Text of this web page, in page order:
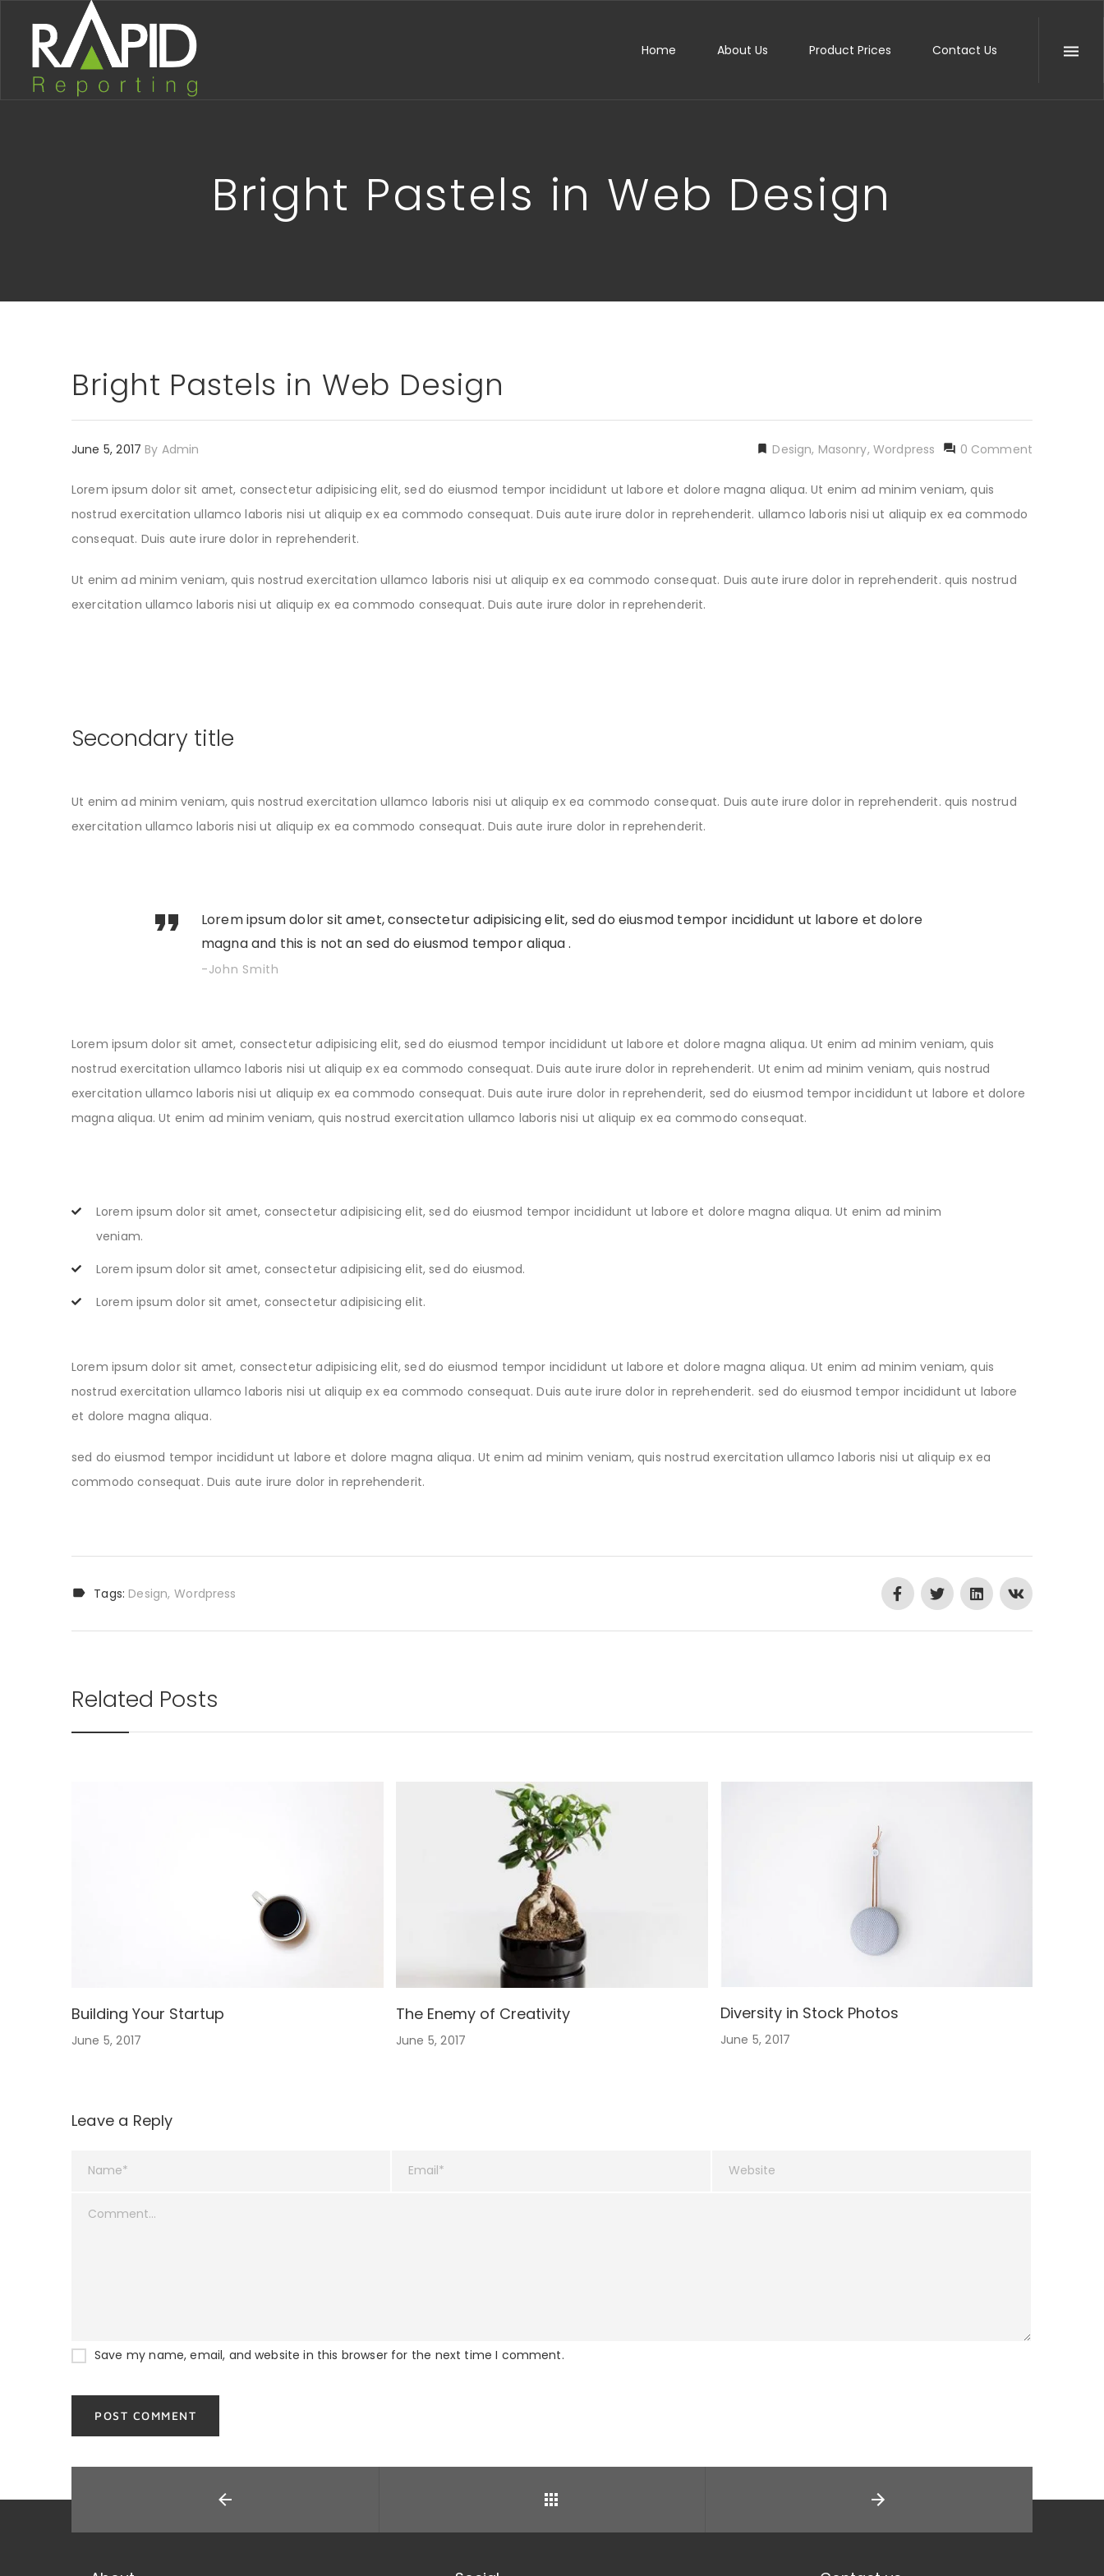
Home About Us Product Prices Contact Us
Bright Pastels in Web Design
Bright Pastels in Web Design
June 5, 2017 By Admin Design, Masonry,Wordpress 0 Comment
Lorem ipsum dolor sit amet, consectetur adipisicing elit, sed do eiusmod tempor incididunt ut labore et dolore magna aliqua. Ut enim ad minim veniam, quis
nostrud exercitation ullamco laboris nisi ut aliquip ex ea commodo consequat. Duis aute irure dolor in reprehenderit. ullamco laboris nisi ut aliquip ex ea commodo
consequat. Duis aute irure dolor in reprehenderit.
Ut enim ad minim veniam, quis nostrud exercitation ullamco laboris nisi ut aliquip ex ea commodo consequat. Duis aute irure dolor in reprehenderit. quis nostrud
exercitation ullamco laboris nisi ut aliquip ex ea commodo consequat. Duis aute irure dolor in reprehenderit.
Secondary title
Ut enim ad minim veniam, quis nostrud exercitation ullamco laboris nisi ut aliquip ex ea commodo consequat. Duis aute irure dolor in reprehenderit. quis nostrud
exercitation ullamco laboris nisi ut aliquip ex ea commodo consequat. Duis aute irure dolor in reprehenderit.
Lorem ipsum dolor sit amet, consectetur adipisicing elit, sed do eiusmod tempor incididunt ut labore et dolore
magna and this is not an sed do eiusmod tempor aliqua .
John Smith
Lorem ipsum dolor sit amet, consectetur adipisicing elit, sed do eiusmod tempor incididunt ut labore et dolore magna aliqua. Ut enim ad minim veniam, quis
nostrud exercitation ullamco laboris nisi ut aliquip ex ea commodo consequat. Duis aute irure dolor in reprehenderit. Ut enim ad minim veniam, quis nostrud
exercitation ullamco laboris nisi ut aliquip ex ea commodo consequat. Duis aute irure dolor in reprehenderit, sed do eiusmod tempor incididunt ut labore et dolore
magna aliqua. Ut enim ad minim veniam, quis nostrud exercitation ullamco laboris nisi ut aliquip ex ea commodo consequat.
Lorem ipsum dolor sit amet, consectetur adipisicing elit, sed do eiusmod tempor incididunt ut labore et dolore magna aliqua. Ut enim ad minim
veniam.
Lorem ipsum dolor sit amet, consectetur adipisicing elit, sed do eiusmod.
Lorem ipsum dolor sit amet, consectetur adipisicing elit.
Lorem ipsum dolor sit amet, consectetur adipisicing elit, sed do eiusmod tempor incididunt ut labore et dolore magna aliqua. Ut enim ad minim veniam, quis
nostrud exercitation ullamco laboris nisi ut aliquip ex ea commodo consequat. Duis aute irure dolor in reprehenderit. sed do eiusmod tempor incididunt ut labore
et dolore magna aliqua.
sed do eiusmod tempor incididunt ut labore et dolore magna aliqua. Ut enim ad minim veniam, quis nostrud exercitation ullamco laboris nisi ut aliquip ex ea
commodo consequat. Duis aute irure dolor in reprehenderit.
Tags: Design Wordpress
Related Posts
Building Your Startup
June 5, 2017
The Enemy of Creativity
June 5, 2017
Diversity in Stock Photos
June 5, 2017
Leave a Reply
Save my name, email, and website in this browser for the next time I comment.